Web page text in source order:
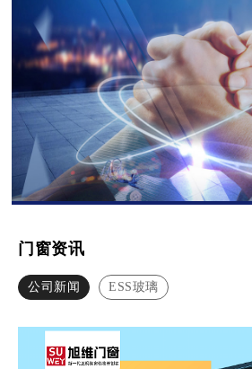
门窗资讯
公司新闻 ESS玻璃